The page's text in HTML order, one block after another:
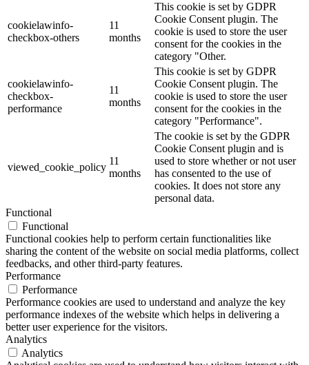
cookielawinfo-
checkbox-others
11
months
This cookie is set by GDPR
Cookie Consent plugin. The
cookie is used to store the user
consent for the cookies in the
category "Other.
cookielawinfo-
checkbox-
performance
11
months
This cookie is set by GDPR
Cookie Consent plugin. The
cookie is used to store the user
consent for the cookies in the
category "Performance".
viewed_cookie_policy
11
months
The cookie is set by the GDPR
Cookie Consent plugin and is
used to store whether or not user
has consented to the use of
cookies. It does not store any
personal data.
Functional
Functional
Functional cookies help to perform certain functionalities like
sharing the content of the website on social media platforms, collect
feedbacks, and other third-party features.
Performance
Performance
Performance cookies are used to understand and analyze the key
performance indexes of the website which helps in delivering a
better user experience for the visitors.
Analytics
Analytics